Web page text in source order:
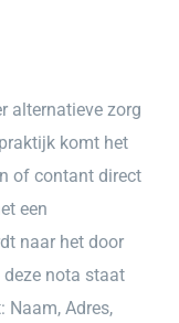
alternatieve zorg
komt het
of contant direct
een
naar het door
deze nota staat
Naam, Adres,